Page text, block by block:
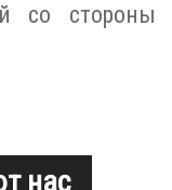
со стороны
нас